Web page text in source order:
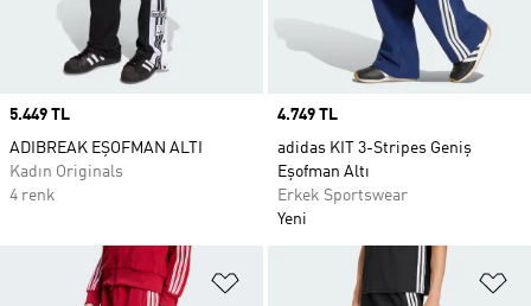
Price
5.449 TL
ADIBREAK EŞOFMAN ALTI
Kadın Originals
4 renk
Price
4.749 TL
adidas KIT 3-Stripes Geniş
Eşofman Altı
Erkek Sportswear
Yeni
Favori Listesine Ekle